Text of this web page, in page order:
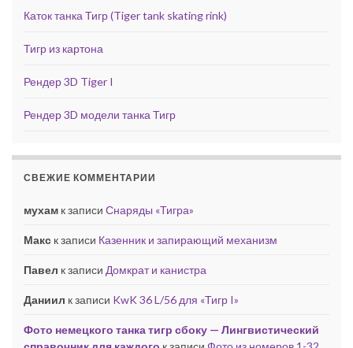
Каток танка Тигр (Tiger tank skating rink)
Тигр из картона
Рендер 3D Tiger I
Рендер 3D модели танка Тигр
СВЕЖИЕ КОММЕНТАРИИ
мухам к записи Снаряды «Тигра»
Макс к записи Казенник и запирающий механизм
Павел к записи Домкрат и канистра
Даниил к записи KwK 36 L/56 для «Тигр I»
Фото немецкого танка тигр сбоку — Лингвистический